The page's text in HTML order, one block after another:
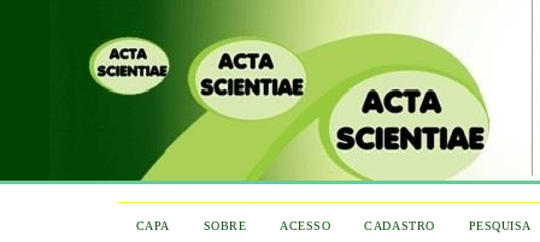
CAPA SOBRE ACESSO CADASTRO
PESQUISA